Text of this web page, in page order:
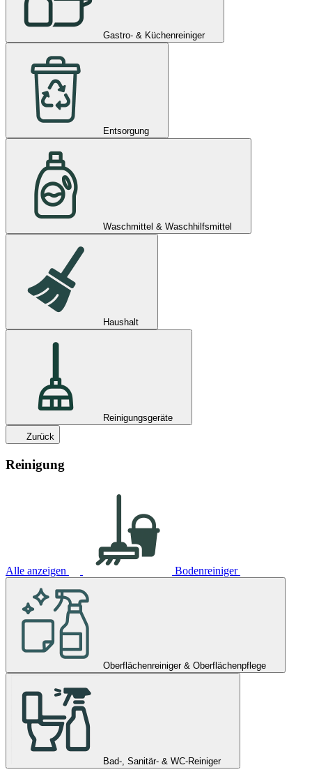
Gastro- & Küchenreiniger
Entsorgung
Waschmittel & Waschhilfsmittel
Haushalt
Reinigungsgeräte
Zurück
Reinigung
Alle anzeigen Bodenreiniger
Oberflächenreiniger & Oberflächenpflege
Bad-, Sanitär- & WC-Reiniger